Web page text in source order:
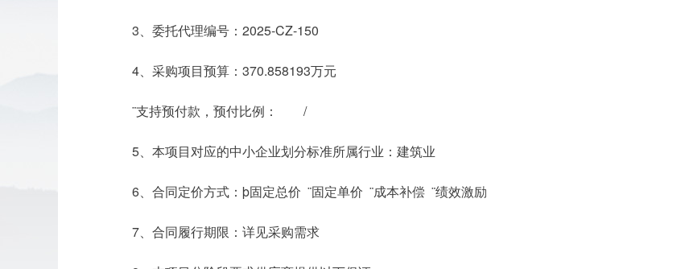
3、委托代理编号：2025-CZ-150
4、采购项目预算：370.858193万元
¨支持预付款，预付比例： /
5、本项目对应的中小企业划分标准所属行业：建筑业
6、合同定价方式：þ固定总价 ¨固定单价 ¨成本补偿 ¨绩效激励
7、合同履行期限：详见采购需求